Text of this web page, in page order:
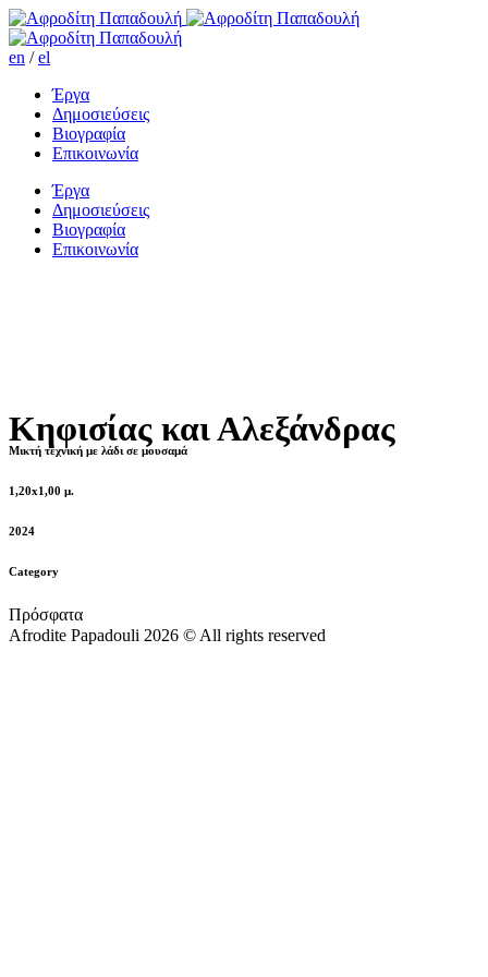
en /el
Έργα
Δημοσιεύσεις
Βιογραφία
Επικοινωνία
Έργα
Δημοσιεύσεις
Βιογραφία
Επικοινωνία
Κηφισίας και Αλεξάνδρας
Μικτή τεχνική με λάδι σε μουσαμά
1,20x1,00 μ.
2024
Category
Πρόσφατα
Afrodite Papadouli 2026 © All rights reserved